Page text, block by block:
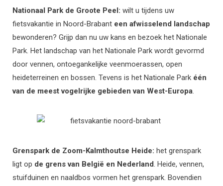
Nationaal Park de Groote Peel: wilt u tijdens uw
fietsvakantie in Noord-Brabant een afwisselend landschap
bewonderen? Grijp dan nu uw kans en bezoek het Nationale
Park. Het landschap van het Nationale Park wordt gevormd
door vennen, ontoegankelijke veenmoerassen, open
heideterreinen en bossen. Tevens is het Nationale Park één
van de meest vogelrijke gebieden van West-Europa.
Grenspark de Zoom-Kalmthoutse Heide: het grenspark
ligt op de grens van België en Nederland. Heide, vennen,
stuifduinen en naaldbos vormen het grenspark. Bovendien